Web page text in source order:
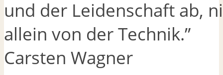
und der Leidenschaft ab,
allein von der Technik.”
Carsten Wagner